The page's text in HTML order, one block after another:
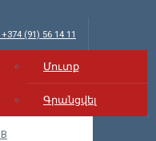
(91) 56 14 11
Մուտք Մուտք
Գրանցվել